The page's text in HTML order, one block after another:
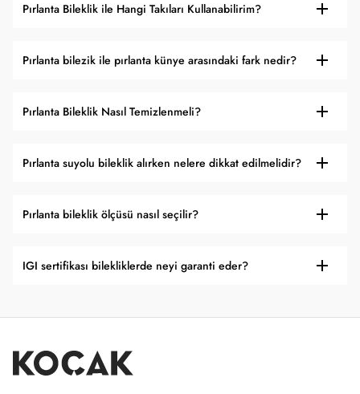
Pırlanta Bileklik ile Hangi Takıları Kullanabilirim?
Pırlanta bilezik ile pırlanta künye arasındaki fark nedir?
Pırlanta Bileklik Nasıl Temizlenmeli?
Pırlanta suyolu bileklik alırken nelere dikkat edilmelidir?
Pırlanta bileklik ölçüsü nasıl seçilir?
IGI sertifikası bilekliklerde neyi garanti eder?